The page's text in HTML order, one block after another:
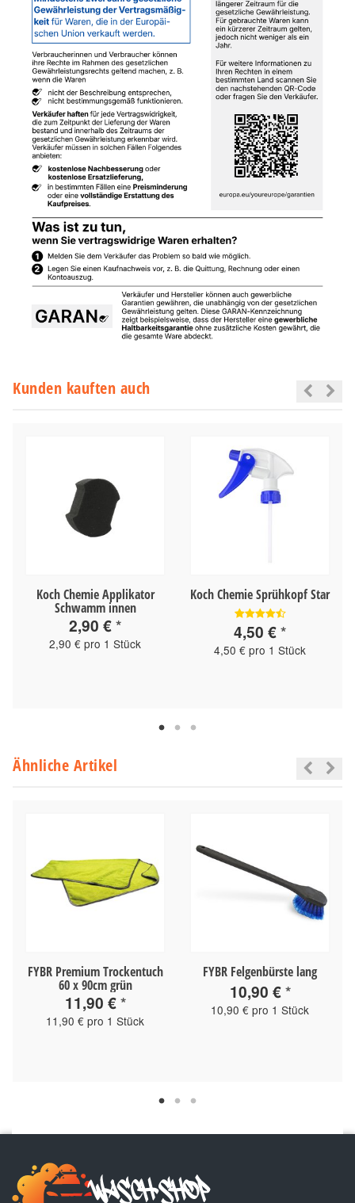
Kunden kauften auch
Koch Chemie Applikator
Schwamm innen
2,90 €*
2,90 € pro 1 Stück
Koch Chemie Sprühkopf Star
4,50 €*
4,50 € pro 1 Stück
Ähnliche Artikel
FYBR Premium Trockentuch
60 x 90cm grün
11,90 €*
11,90 € pro 1 Stück
FYBR Felgenbürste lang
10,90 €*
10,90 € pro 1 Stück